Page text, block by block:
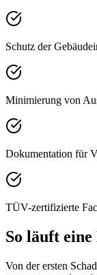
Schutz der
Minimierung von
Dokumentation für
TÜV-zertifizierte
So läuft
Von der ersten